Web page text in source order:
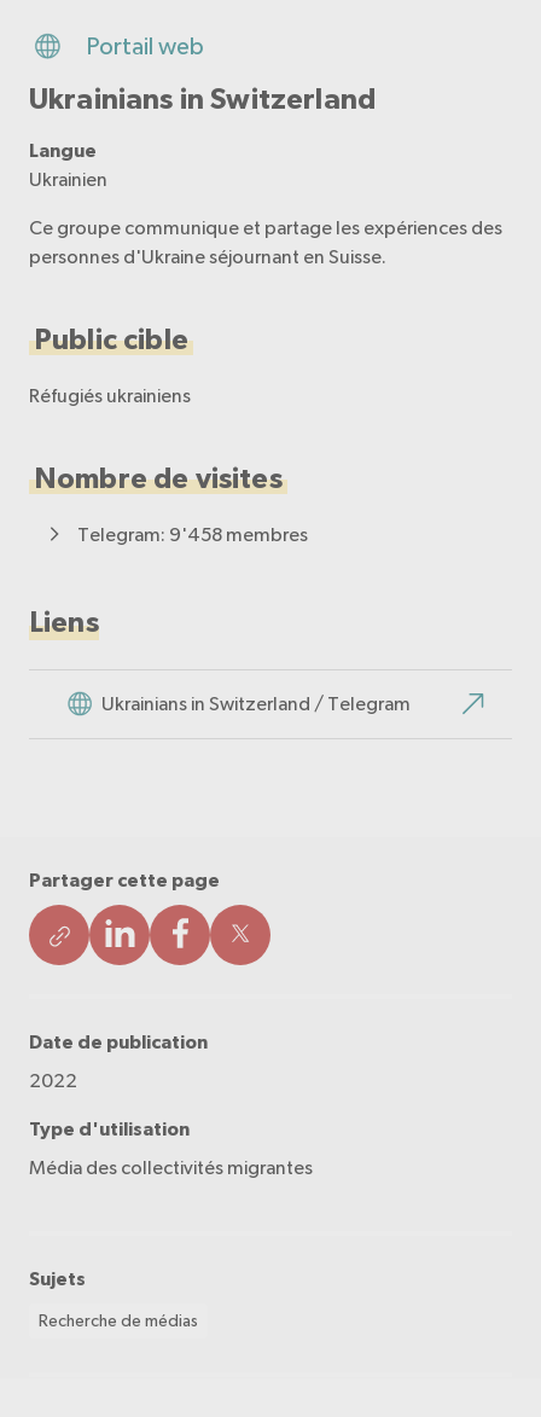
Portail web
Ukrainians in Switzerland
Langue
Ukrainien
Ce groupe communique et partage les expériences des
personnes d'Ukraine séjournant en Suisse.
Public cible
Réfugiés ukrainiens
Nombre de visites
Telegram: 9'458 membres
Liens
Ukrainians in Switzerland / Telegram
Partager cette page
Date de publication
2022
Type d'utilisation
Média des collectivités migrantes
Sujets
Recherche de médias